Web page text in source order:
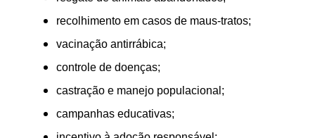
recolhimento em casos de maus-tratos;
vacinação antirrábica;
controle de doenças;
castração e manejo populacional;
campanhas educativas;